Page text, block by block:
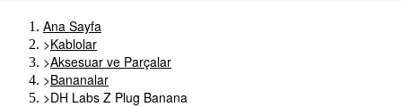
Ana Sayfa
>Kablolar
>Aksesuar ve Parçalar
>Bananalar
>DH Labs Z Plug Banana